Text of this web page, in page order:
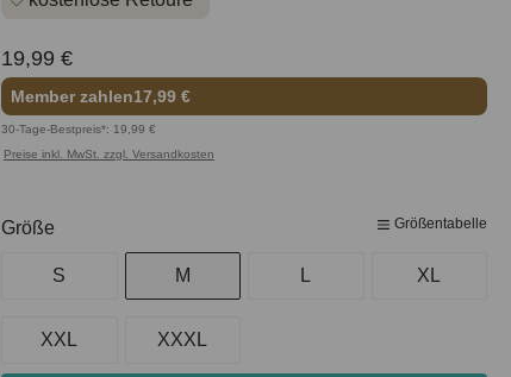
19,99 €
Member zahlen17,99 €
30-Tage-Bestpreis*: 19,99 €
Preise inkl. MwSt. zzgl. Versandkosten
Größe Größentabelle
S M L XL
XXL XXXL